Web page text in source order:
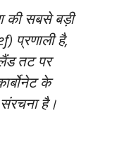
की सबसे बड़ी
प्रणाली है,
तट पर
के
है।